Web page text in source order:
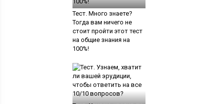
Тест. Много знаете?
Тогда вам ничего не
стоит пройти этот тест
на общие знания на
100%!